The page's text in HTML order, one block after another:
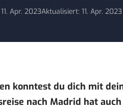
Apr. 2023Aktualisiert: 11. Apr. 2023
konntest du dich mit
nach Madrid hat